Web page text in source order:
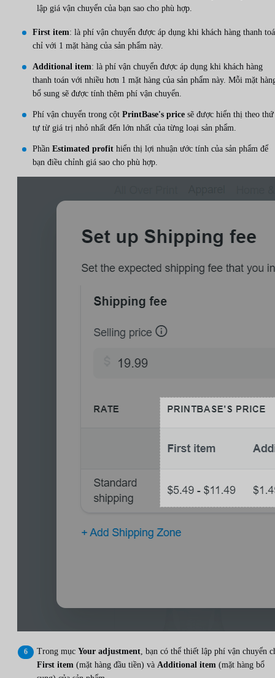
lập giá vận chuyển của bạn sao cho phù hợp.
First item: là phí vận chuyển được áp dụng khi khách hàng thanh
chỉ với 1 mặt hàng của sản phẩm này.
Additional item: là phí vận chuyển được áp dụng khi khách hàng
thanh toán với nhiều hơn 1 mặt hàng của sản phẩm này. Mỗi mặt
bổ sung sẽ được tính thêm phí vận chuyển.
Phí vận chuyển trong cột PrintBase's price sẽ được hiển thị theo thứ
tự từ giá trị nhỏ nhất đến lớn nhất của từng loại sản phẩm.
Phần Estimated profit hiển thị lợi nhuận ước tính của sản phẩm để
bạn điều chỉnh giá sao cho phù hợp.
Trong mục Your adjustment , bạn có thể thiết lập phí vận chuyển
First item (mặt hàng đầu tiền) và Additional item (mặt hàng bổ